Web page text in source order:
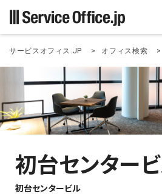
サービスオフィス.JP オフィス検索
初台センター
初台センタービル